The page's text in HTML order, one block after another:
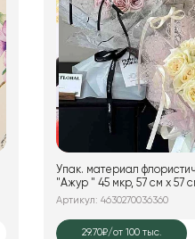
Упак. материал
"Ажур " 45 мкр, 57 см х 57
упак., черный
Артикул: 4630270036360
29.70₽/от 100 тыс.